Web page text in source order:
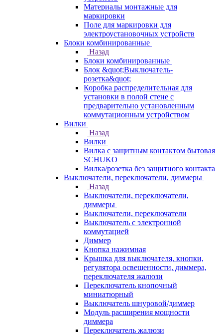
Материалы монтажные для
маркировки
Поле для маркировки для
электроустановочных устройств
Блоки комбинированные
Назад
Блоки комбинированные
Блок &quot;Выключатель-
розетка&quot;
Коробка распределительная для
установки в полой стене с
предварительно установленным
коммутационным устройством
Вилки
Назад
Вилки
Вилка с защитным контактом бытовая
SCHUKO
Вилка/розетка без защитного контакта
Выключатели, переключатели, диммеры
Назад
Выключатели, переключатели,
диммеры
Выключатели, переключатели
Выключатель с электронной
коммутацией
Диммер
Кнопка нажимная
Крышка для выключателя, кнопки,
регулятора освещенности, диммера,
переключателя жалюзи
Переключатель кнопочный
миниатюрный
Выключатель шнуровой/диммер
Модуль расширения мощности
диммера
Переключатель жалюзи